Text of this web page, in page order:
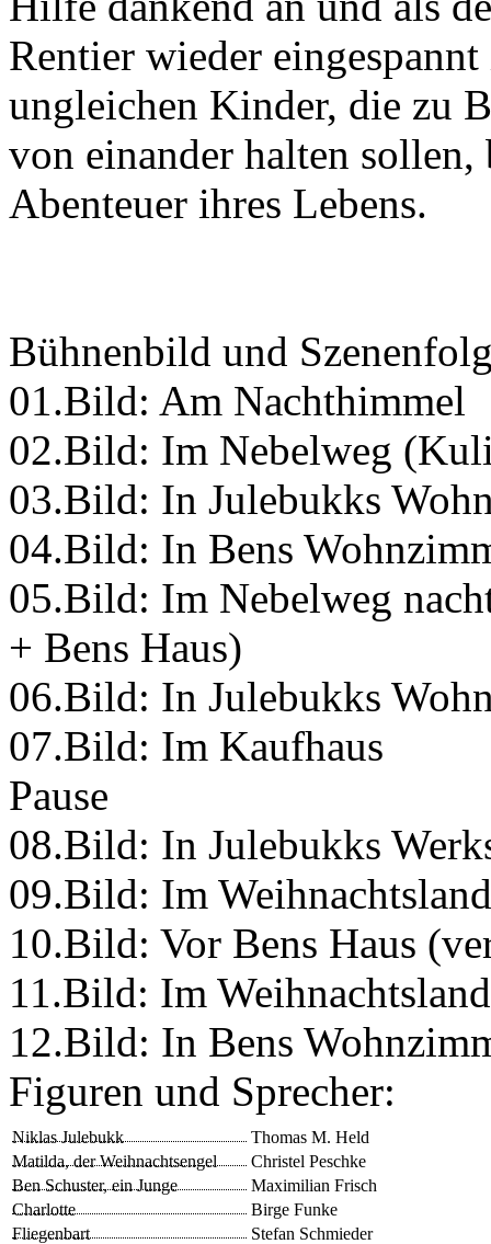
Rentier wieder
ungleichen Kinder, die zu
von einander halten
Abenteuer ihres Lebens.
Bühnenbild und
01.Bild: Am Nachthimmel
02.Bild: Im Nebelweg
03.Bild: In Julebukks
04.Bild: In Bens
05.Bild: Im Nebelweg
+ Bens Haus)
06.Bild: In Julebukks
07.Bild: Im Kaufhaus
Pause
08.Bild: In Julebukks
09.Bild: Im Weihnachtsland
10.Bild: Vor Bens Haus
11.Bild: Im Weihnachtsland
12.Bild: In Bens
Figuren und Sprecher:
Niklas Julebukk
Thomas M. Held
Matilda, der Weihnachtsengel
Christel Peschke
Ben Schuster, ein Junge
Maximilian Frisch
Charlotte
Birge Funke
Fliegenbart
Stefan Schmieder